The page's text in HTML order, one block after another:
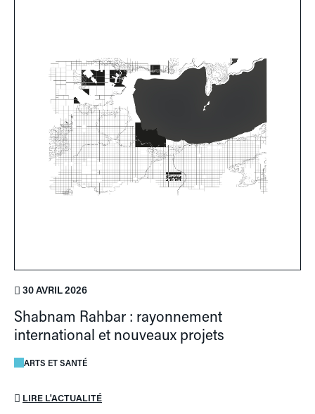
30 AVRIL 2026
Shabnam Rahbar : rayonnement
international et nouveaux projets
ARTS ET SANTÉ
LIRE L'ACTUALITÉ